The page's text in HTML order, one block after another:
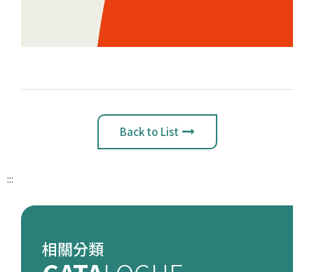
Back to List
:::
相關分類